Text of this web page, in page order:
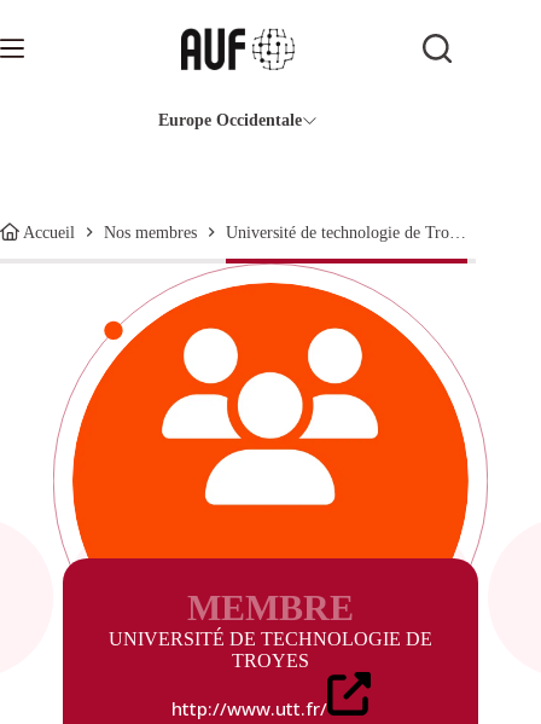
contenu
Europe Occidentale
Accueil Nos membres
MEMBRE
UNIVERSITÉ DE TECHNOLOGIE DE
TROYES
http://www.utt.fr/